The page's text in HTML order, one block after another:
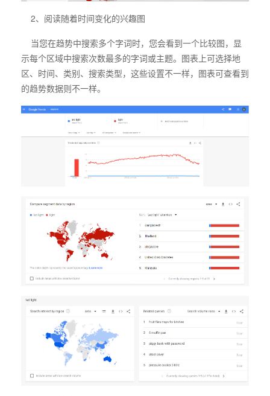
2、阅读随着时间变化的兴趣图
当您在趋势中搜索多个字词时，您会看到一个比较图，显
示每个区域中搜索次数最多的字词或主题。图表上可选择地
区、时间、类别、搜索类型，这些设置不一样，图表可查看到
的趋势数据则不一样。